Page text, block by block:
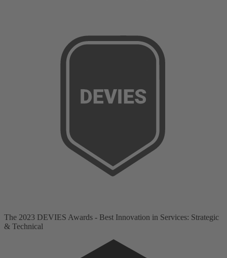
The 2023 DEVIES Awards - Best Innovation in Services: Strategic
& Technical